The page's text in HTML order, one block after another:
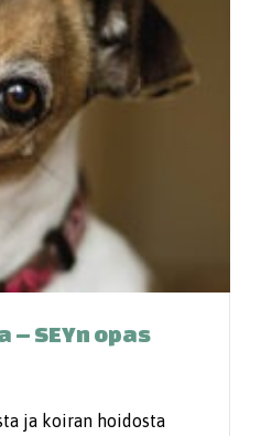
– SEYn opas
ja koiran hoidosta